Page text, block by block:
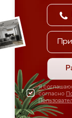
Я
согласно